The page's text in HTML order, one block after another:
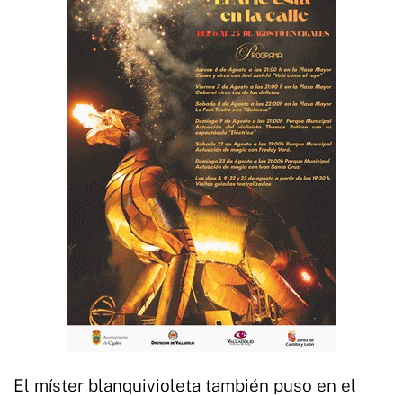
El míster blanquivioleta también puso en el